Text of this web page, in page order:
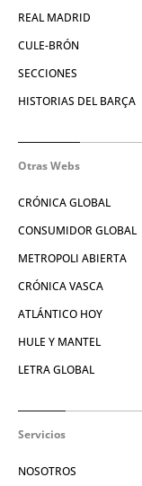
REAL MADRID
CULE-BRÓN
SECCIONES
HISTORIAS DEL BARÇA
Otras Webs
CRÓNICA GLOBAL
CONSUMIDOR GLOBAL
METROPOLI ABIERTA
CRÓNICA VASCA
ATLÁNTICO HOY
HULE Y MANTEL
LETRA GLOBAL
Servicios
NOSOTROS